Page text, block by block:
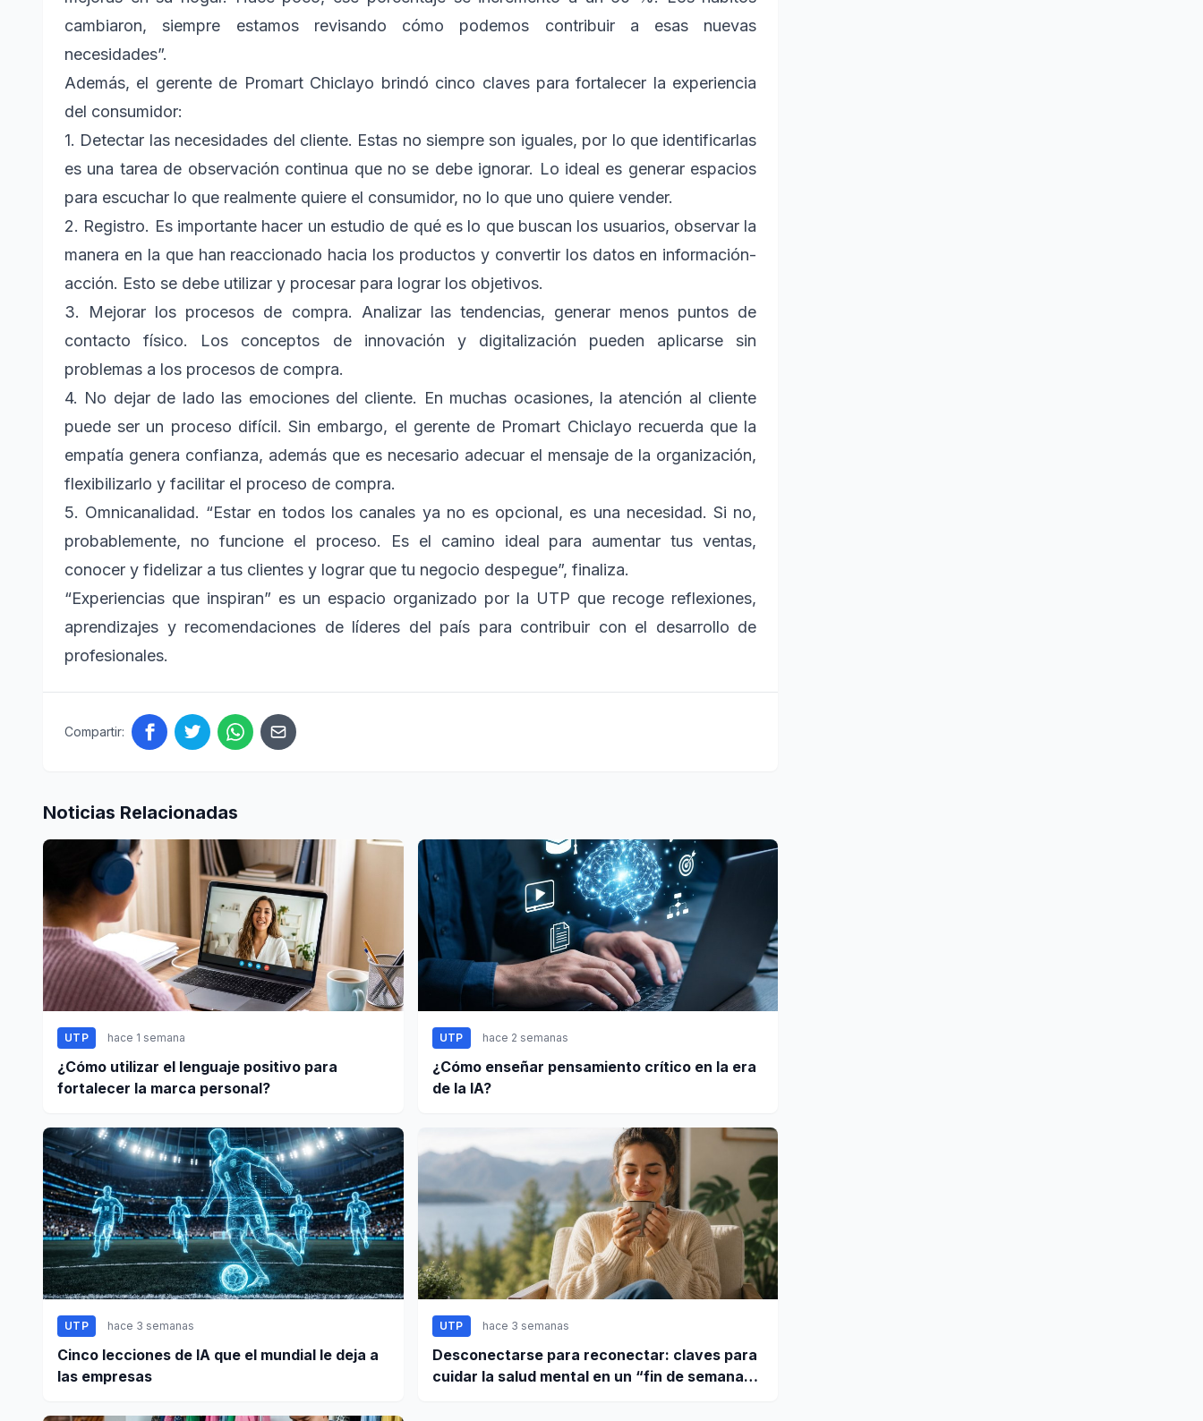
cambiaron, siempre estamos revisando cómo podemos contribuir a esas nuevas
necesidades”.
Además, el gerente de Promart Chiclayo brindó cinco claves para fortalecer la experiencia
del consumidor:
1. Detectar las necesidades del cliente. Estas no siempre son iguales, por lo que identificarlas
es una tarea de observación continua que no se debe ignorar. Lo ideal es generar espacios
para escuchar lo que realmente quiere el consumidor, no lo que uno quiere vender.
2. Registro. Es importante hacer un estudio de qué es lo que buscan los usuarios, observar la
manera en la que han reaccionado hacia los productos y convertir los datos en información-
acción. Esto se debe utilizar y procesar para lograr los objetivos.
3. Mejorar los procesos de compra. Analizar las tendencias, generar menos puntos de
contacto físico. Los conceptos de innovación y digitalización pueden aplicarse sin
problemas a los procesos de compra.
4. No dejar de lado las emociones del cliente. En muchas ocasiones, la atención al cliente
puede ser un proceso difícil. Sin embargo, el gerente de Promart Chiclayo recuerda que la
empatía genera confianza, además que es necesario adecuar el mensaje de la organización,
flexibilizarlo y facilitar el proceso de compra.
5. Omnicanalidad. “Estar en todos los canales ya no es opcional, es una necesidad. Si no,
probablemente, no funcione el proceso. Es el camino ideal para aumentar tus ventas,
conocer y fidelizar a tus clientes y lograr que tu negocio despegue”, finaliza.
“Experiencias que inspiran” es un espacio organizado por la UTP que recoge reflexiones,
aprendizajes y recomendaciones de líderes del país para contribuir con el desarrollo de
profesionales.
Compartir:
Noticias Relacionadas
UTP hace 1 semana
¿Cómo utilizar el lenguaje positivo para
fortalecer la marca personal?
UTP hace 2 semanas
¿Cómo enseñar pensamiento crítico en la era
de la IA?
UTP hace 3 semanas
Cinco lecciones de IA que el mundial le deja a
las empresas
UTP hace 3 semanas
Desconectarse para reconectar: claves para
cuidar la salud mental en un “fin de semana